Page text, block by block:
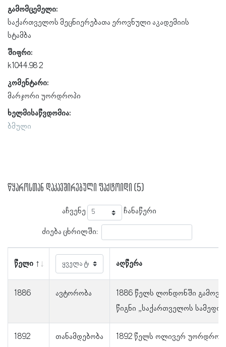
გამომცემელი:
საქართველოს მეცნიერებათა ეროვნული აკადემიის
სტამბა
შიფრი:
k1044.98 2
კომენტარი:
მარჯორი უორდროპი
ხელმისაწვდომია:
ბმული
წყაროსთან დაკავშირებული ფაქტოიდი (5)
აჩვენე ჩანაწერი
ძიება ცხრილში:
წელი აღწერა
1886 ავტორობა
1886 წელს ლონდონში
წიგნი „საქართველოს
1892 თანამდებობა
1892 წელს ოლივერ